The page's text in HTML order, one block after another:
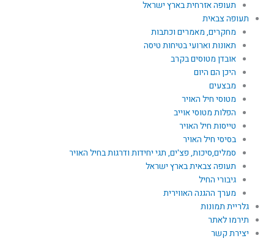
תעופה אזרחית בארץ ישראל
תעופה צבאית
מחקרים, מאמרים וכתבות
תאונות וארועי בטיחות טיסה
אובדן מטוסים בקרב
היכן הם היום
מבצעים
מטוסי חיל האויר
הפלות מטוסי אוייב
טייסות חיל האויר
בסיסי חיל האויר
סמלים,סיכות, פצ'ים, תגי יחידות ודרגות בחיל האויר
תעופה צבאית בארץ ישראל
גיבורי החיל
מערך ההגנה האווירית
גלריית תמונות
תירמו לאתר
יצירת קשר